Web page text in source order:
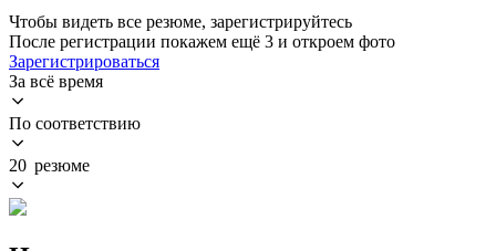
Чтобы видеть все резюме, зарегистрируйтесь
После регистрации покажем ещё 3 и откроем фото
Зарегистрироваться
За всё время
По соответствию
20 резюме